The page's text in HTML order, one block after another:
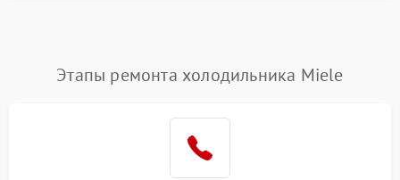
Этапы ремонта холодильника Miele